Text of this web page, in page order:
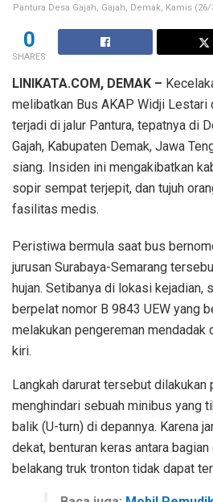
Pantura Desa Gajah, Gajah, Demak, Kamis
0
SHARES
LINIKATA.COM, DEMAK –
melibatkan Bus AKAP Widji Lestari
terjadi di jalur Pantura, tepatnya di
Gajah, Kabupaten Demak, Jawa
siang. Insiden ini mengakibatkan
sopir sempat terjepit, dan tujuh
fasilitas medis.
Peristiwa bermula saat bus
jurusan Surabaya-Semarang
hujan. Setibanya di lokasi kejadian,
berpelat nomor B 9843 UEW yang
melakukan pengereman mendadak
kiri.
Langkah darurat tersebut dilakukan
menghindari sebuah minibus yang
balik (U-turn) di depannya. Karena
dekat, benturan keras antara
belakang truk tronton tidak dapat